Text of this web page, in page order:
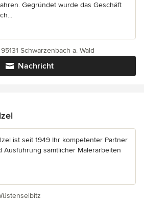
Gegründet wurde das Geschäft
Nachricht
Schwarzenbach a. Wald
ist seit 1949 Ihr kompetenter Partner
Ausführung sämtlicher Malerarbeiten